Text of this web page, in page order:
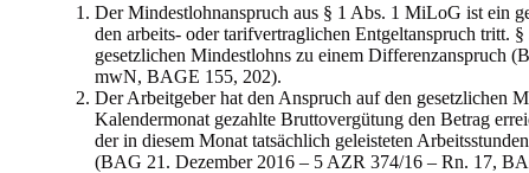
Der Mindestlohnanspruch aus § 1 Abs. 1 MiLoG ist ein
den arbeits- oder tarifvertraglichen Entgeltanspruch tritt.
gesetzlichen Mindestlohns zu einem Differenzanspruch
mwN, BAGE 155, 202).
Der Arbeitgeber hat den Anspruch auf den gesetzlichen
Kalendermonat gezahlte Bruttovergütung den Betrag
der in diesem Monat tatsächlich geleisteten
(BAG 21. Dezember 2016 – 5 AZR 374/16 – Rn. 17,